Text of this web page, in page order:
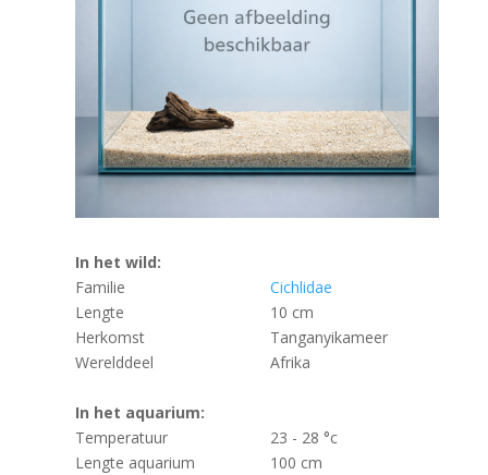
In het wild:
Familie
Cichlidae
Lengte
10 cm
Herkomst
Tanganyikameer
Werelddeel
Afrika
In het aquarium:
Temperatuur
23 - 28 °c
Lengte aquarium
100 cm